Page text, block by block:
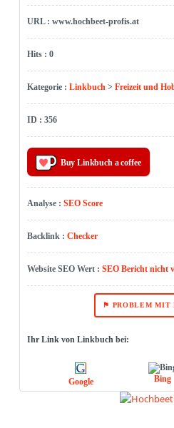
URL : www.hochbeet-profis.at
Hits : 0
Kategorie : Linkbuch> Freizeit und
ID : 356
Buy Linkbuch a coffee
Analyse : SEO Score
Backlink : Checker
Website SEO Wert : SEO Bericht nicht
⚑ PROBLEM MIT
Ihr Link von Linkbuch bei:
Google Bing